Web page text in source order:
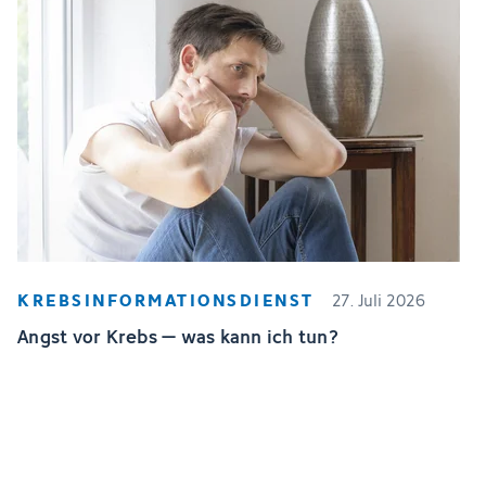
KREBSINFORMATIONSDIENST 27. Juli 2026
Angst vor Krebs – was kann ich tun?